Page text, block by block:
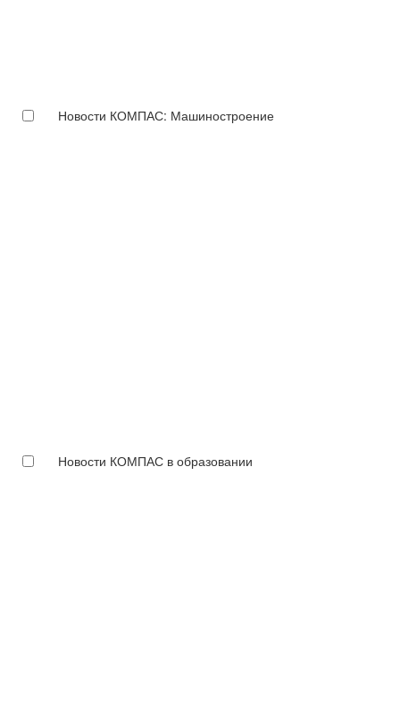
Новости КОМПАС: Машиностроение
Новости КОМПАС в образовании